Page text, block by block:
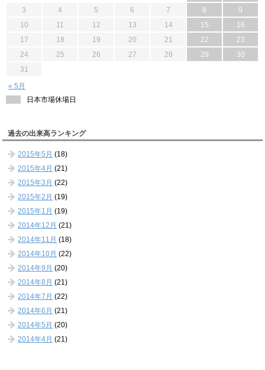
« 5月
3
4 5 6 7 8
9
10
11 12 13 14 15
16
17
18 19 20 21 22
23
24
25 26 27 28 29
30
31
日本市場休場日
過去の出来高ランキング
2015年5月 (18)
2015年4月 (21)
2015年3月 (22)
2015年2月 (19)
2015年1月 (19)
2014年12月 (21)
2014年11月 (18)
2014年10月 (22)
2014年9月 (20)
2014年8月 (21)
2014年7月 (22)
2014年6月 (21)
2014年5月 (20)
2014年4月 (21)